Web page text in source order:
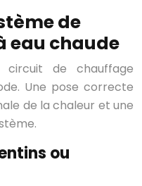
de
eau chaude
circuit de chauffage
Une pose correcte
de la chaleur et une
ou